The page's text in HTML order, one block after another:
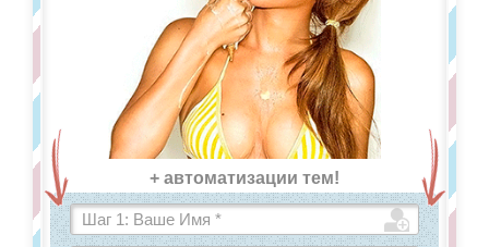
+ автоматизации тем!